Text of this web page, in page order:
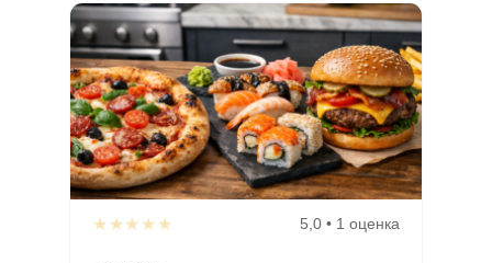
★★★★★ 5,0 • 1 оценка